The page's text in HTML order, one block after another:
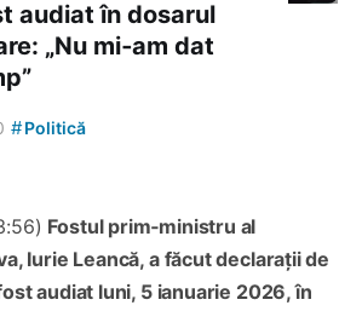
audiat în dosarul
„Nu mi‑am dat
#Politică
Fostul prim‑ministru al
Iurie Leancă, a făcut declarații de
audiat luni, 5 ianuarie 2026, în